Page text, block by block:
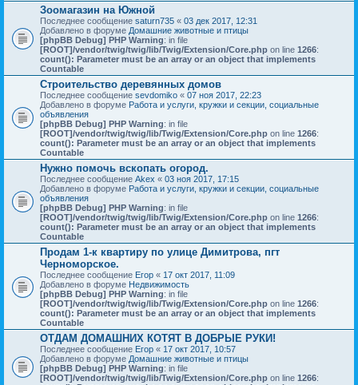
Зоомагазин на Южной
Последнее сообщение saturn735 « 03 дек 2017, 12:31
Добавлено в форуме Домашние животные и птицы
[phpBB Debug] PHP Warning: in file
[ROOT]/vendor/twig/twig/lib/Twig/Extension/Core.php on line 1266:
count(): Parameter must be an array or an object that implements
Countable
Строительство деревянных домов
Последнее сообщение sevdomiko « 07 ноя 2017, 22:23
Добавлено в форуме Работа и услуги, кружки и секции, социальные
объявления
[phpBB Debug] PHP Warning: in file
[ROOT]/vendor/twig/twig/lib/Twig/Extension/Core.php on line 1266:
count(): Parameter must be an array or an object that implements
Countable
Нужно помочь вскопать огород.
Последнее сообщение Akex « 03 ноя 2017, 17:15
Добавлено в форуме Работа и услуги, кружки и секции, социальные
объявления
[phpBB Debug] PHP Warning: in file
[ROOT]/vendor/twig/twig/lib/Twig/Extension/Core.php on line 1266:
count(): Parameter must be an array or an object that implements
Countable
Продам 1-к квартиру по улице Димитрова, пгт
Черноморское.
Последнее сообщение Егор « 17 окт 2017, 11:09
Добавлено в форуме Недвижимость
[phpBB Debug] PHP Warning: in file
[ROOT]/vendor/twig/twig/lib/Twig/Extension/Core.php on line 1266:
count(): Parameter must be an array or an object that implements
Countable
ОТДАМ ДОМАШНИХ КОТЯТ В ДОБРЫЕ РУКИ!
Последнее сообщение Егор « 17 окт 2017, 10:57
Добавлено в форуме Домашние животные и птицы
[phpBB Debug] PHP Warning: in file
[ROOT]/vendor/twig/twig/lib/Twig/Extension/Core.php on line 1266: